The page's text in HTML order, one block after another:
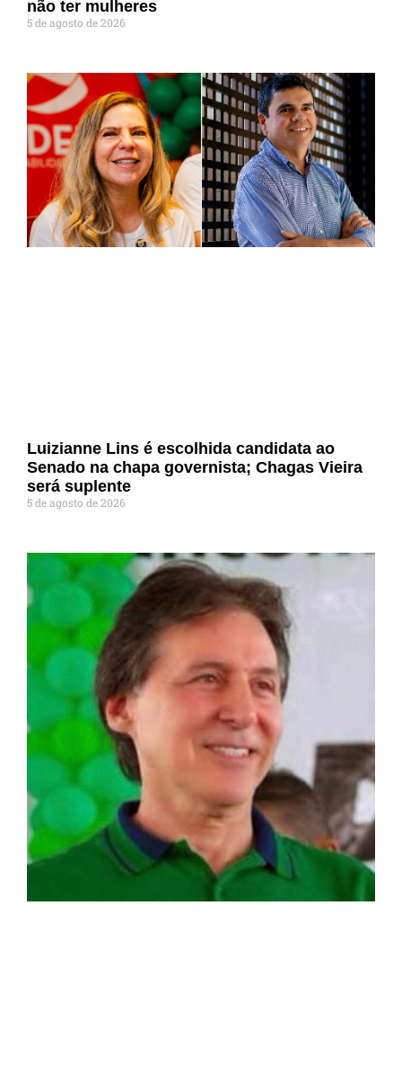
não ter mulheres
5 de agosto de 2026
Luizianne Lins é escolhida candidata ao
Senado na chapa governista; Chagas Vieira
será suplente
5 de agosto de 2026